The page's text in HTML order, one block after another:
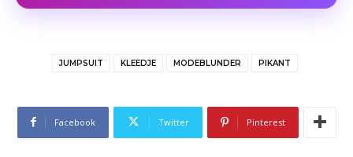
JUMPSUIT KLEEDJE MODEBLUNDER PIKANT
Facebook Twitter Pinterest